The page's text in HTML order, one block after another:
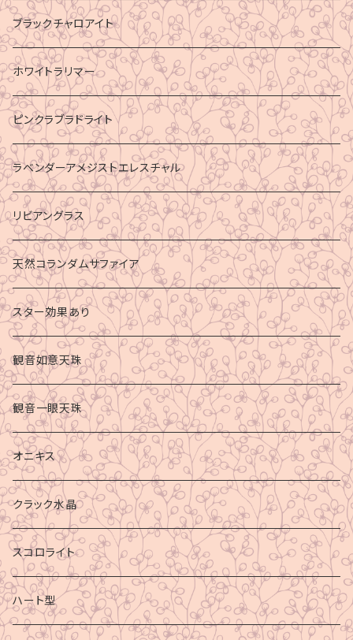
ブラックチャロアイト
ホワイトラリマー
ピンクラブラドライト
ラベンダーアメジストエレスチャル
リビアングラス
天然コランダムサファイア
スター効果あり
観音如意天珠
観音一眼天珠
オニキス
クラック水晶
スコロライト
ハート型